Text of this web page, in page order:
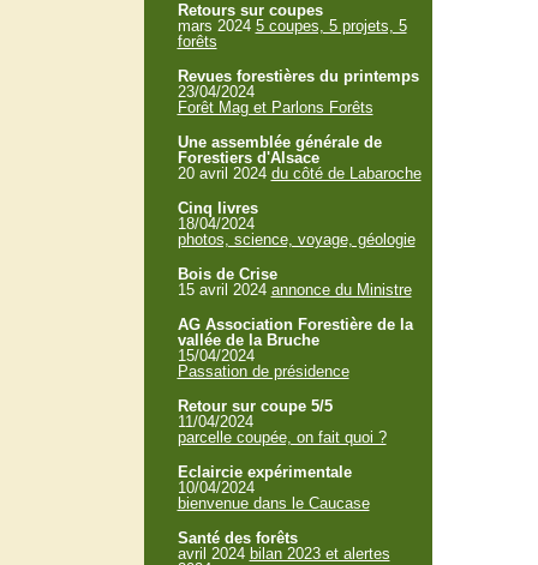
Retours sur coupes
mars 2024 5 coupes, 5 projets, 5
forêts
Revues forestières du printemps
23/04/2024
Forêt Mag et Parlons Forêts
Une assemblée générale de
Forestiers d'Alsace
20 avril 2024 du côté de Labaroche
Cinq livres
18/04/2024
photos, science, voyage, géologie
Bois de Crise
15 avril 2024 annonce du Ministre
AG Association Forestière de la
vallée de la Bruche
15/04/2024
Passation de présidence
Retour sur coupe 5/5
11/04/2024
parcelle coupée, on fait quoi ?
Eclaircie expérimentale
10/04/2024
bienvenue dans le Caucase
Santé des forêts
avril 2024 bilan 2023 et alertes